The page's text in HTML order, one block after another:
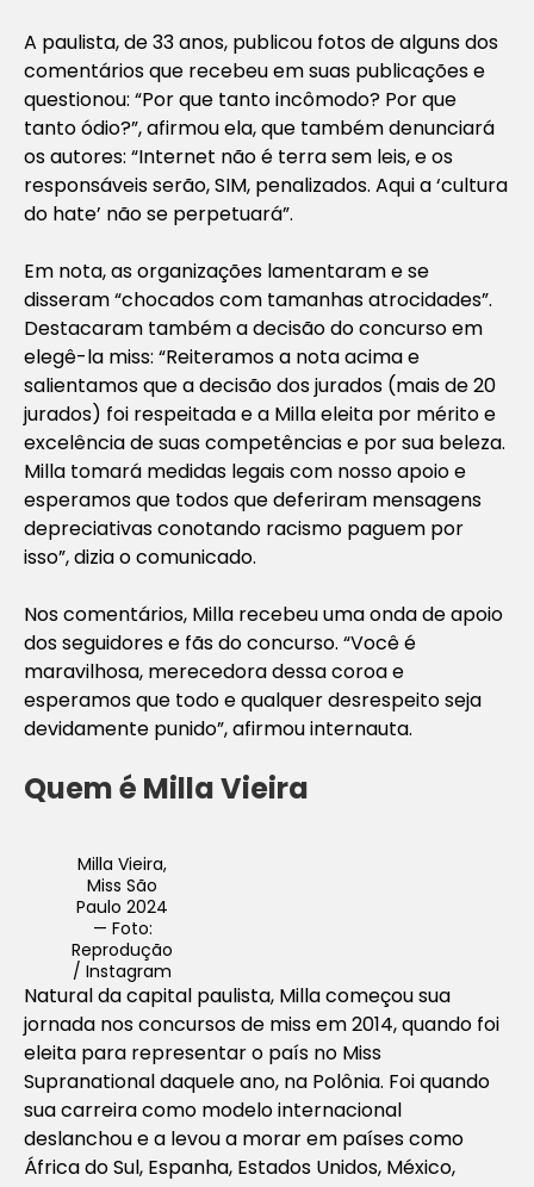
A paulista, de 33 anos, publicou fotos de alguns dos
comentários que recebeu em suas publicações e
questionou: “Por que tanto incômodo? Por que
tanto ódio?”, afirmou ela, que também denunciará
os autores: “Internet não é terra sem leis, e os
responsáveis serão, SIM, penalizados. Aqui a ‘cultura
do hate’ não se perpetuará”.
Em nota, as organizações lamentaram e se
disseram “chocados com tamanhas atrocidades”.
Destacaram também a decisão do concurso em
elegê-la miss: “Reiteramos a nota acima e
salientamos que a decisão dos jurados (mais de 20
jurados) foi respeitada e a Milla eleita por mérito e
excelência de suas competências e por sua beleza.
Milla tomará medidas legais com nosso apoio e
esperamos que todos que deferiram mensagens
depreciativas conotando racismo paguem por
isso”, dizia o comunicado.
Nos comentários, Milla recebeu uma onda de apoio
dos seguidores e fãs do concurso. “Você é
maravilhosa, merecedora dessa coroa e
esperamos que todo e qualquer desrespeito seja
devidamente punido”, afirmou internauta.
Quem é Milla Vieira
Milla Vieira,
Miss São
Paulo 2024
— Foto:
Reprodução
/ Instagram
Natural da capital paulista, Milla começou sua
jornada nos concursos de miss em 2014, quando foi
eleita para representar o país no Miss
Supranational daquele ano, na Polônia. Foi quando
sua carreira como modelo internacional
deslanchou e a levou a morar em países como
África do Sul, Espanha, Estados Unidos, México,